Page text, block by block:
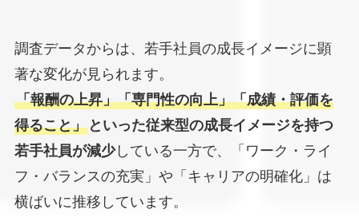
調査データからは、若手社員の成長イメージに顕
著な変化が見られます。
「報酬の上昇」「専門性の向上」「成績・評価を
得ること」といった従来型の成長イメージを持つ
若手社員が減少している一方で、「ワーク・ライ
フ・バランスの充実」や「キャリアの明確化」は
横ばいに推移しています。